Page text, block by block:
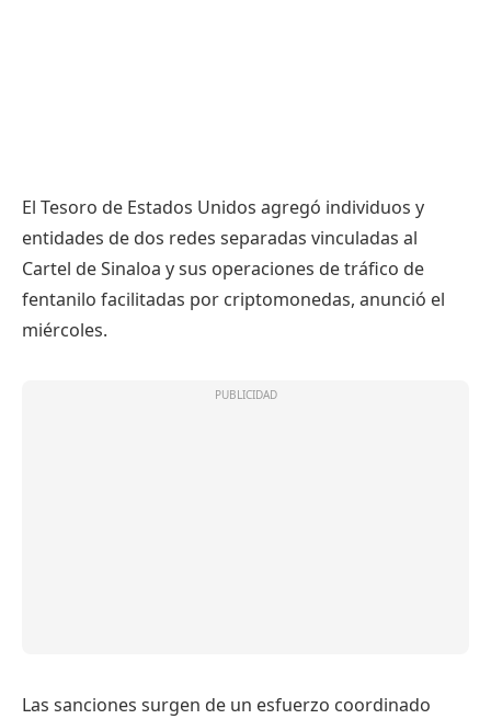
El Tesoro de Estados Unidos agregó individuos y
entidades de dos redes separadas vinculadas al
Cartel de Sinaloa y sus operaciones de tráfico de
fentanilo facilitadas por criptomonedas, anunció el
miércoles.
Las sanciones surgen de un esfuerzo coordinado